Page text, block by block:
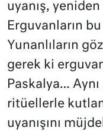
uyanış,
Erguvanların
Yunanlıların
gerek ki
Paskalya…
ritüellerle
uyanışını